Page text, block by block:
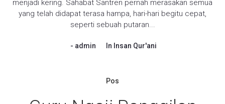
menjadi kering. Sahabat Santren pernah merasakan semua
yang telah didapat terasa hampa, hari-hari begitu cepat,
seperti sebuah putaran...
admin In Insan Qur'ani
Pos